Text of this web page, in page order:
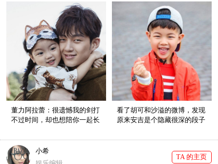
董力阿拉蕾：很遗憾我的剑打
不过时间，却也想陪你一起长
看了胡可和沙溢的微博，发现
原来安吉是个隐藏很深的段子
小希
TA 的主页